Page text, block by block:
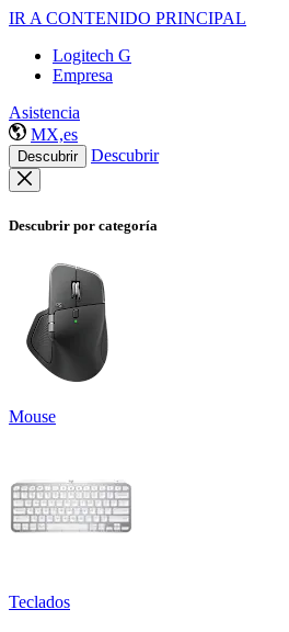
IR A CONTENIDO PRINCIPAL
Logitech G
Empresa
Asistencia
MX,es
Descubrir Descubrir
Descubrir por categoría
Mouse
Teclados